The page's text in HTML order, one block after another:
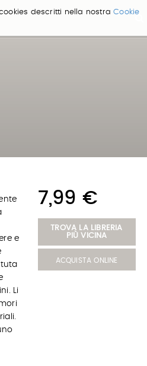
descritti nella nostraCookie
e
Li
7,99 €
TROVA LA LIBRERIA
PIÙ VICINA
ACQUISTA ONLINE